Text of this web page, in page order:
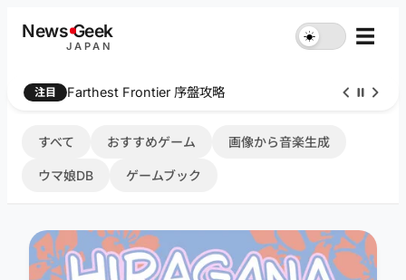
NewsGeek
JAPAN
☀︎ ☰
注目 Farthest Frontier 序盤攻略
すべて おすすめゲーム 画像から音楽生成
ウマ娘DB ゲームブック